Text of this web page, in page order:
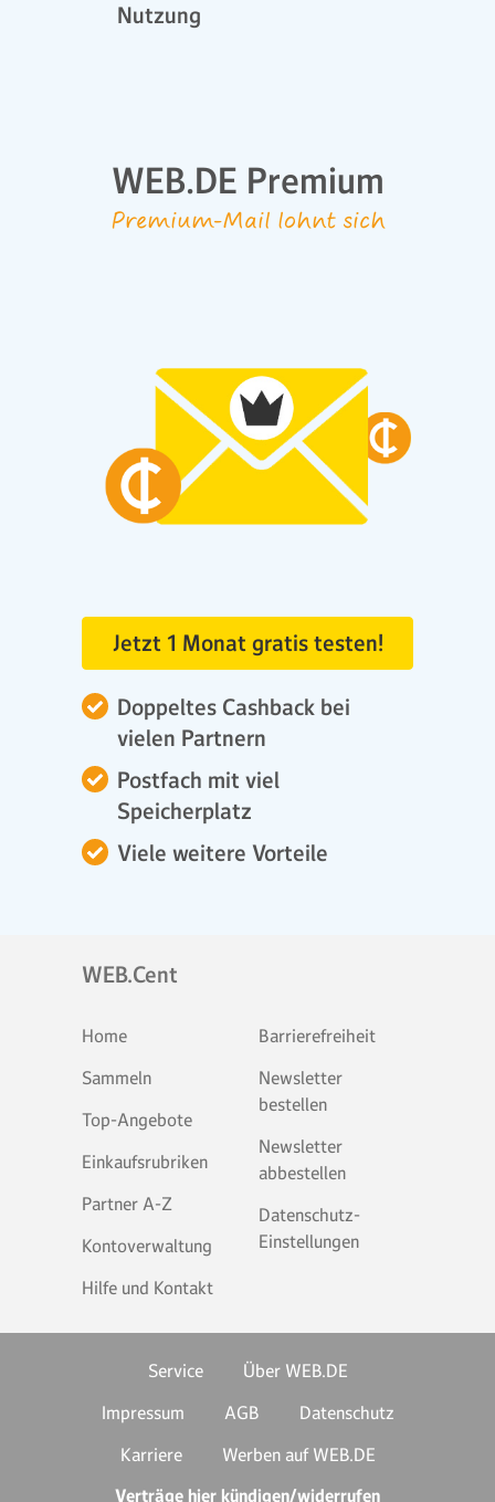
Nutzung
WEB.DE Premium
Premium-Mail lohnt sich
Doppeltes Cashback bei
vielen Partnern
Postfach mit viel
Speicherplatz
Viele weitere Vorteile
Jetzt 1 Monat gratis testen!
WEB.Cent
Home
Sammeln
Top-Angebote
Einkaufsrubriken
Partner A-Z
Kontoverwaltung
Hilfe und Kontakt
Barrierefreiheit
Newsletter
bestellen
Newsletter
abbestellen
Datenschutz-
Einstellungen
Service
Über WEB.DE
Impressum
AGB
Datenschutz
Karriere
Werben auf WEB.DE
Verträge hier kündigen/widerrufen